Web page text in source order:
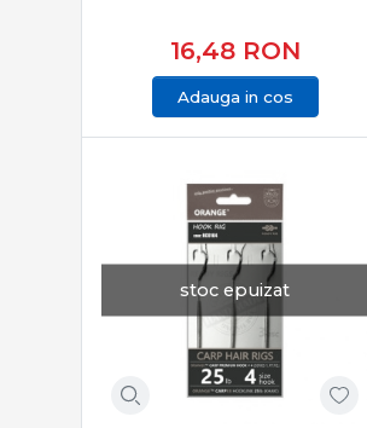
16,48 RON
Adauga in cos
stoc epuizat